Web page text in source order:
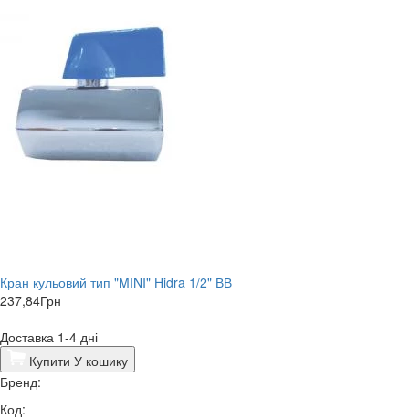
Кран кульовий тип "MINI" Hidra 1/2" ВВ
237,84Грн
Доставка 1-4 дні
Купити У кошику
Бренд:
Код: